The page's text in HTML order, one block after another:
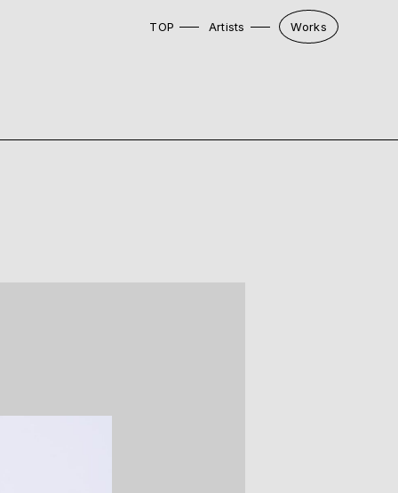
TOP Artists Works